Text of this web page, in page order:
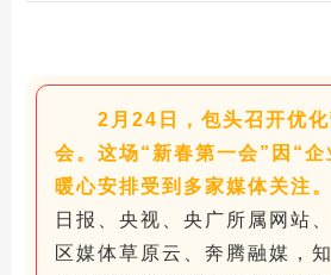
2月24日，包头召开优
会。这场“新春第一会”因“
暖心安排受到多家媒体关注。
日报、央视、央广所属网站
区媒体草原云、奔腾融媒，